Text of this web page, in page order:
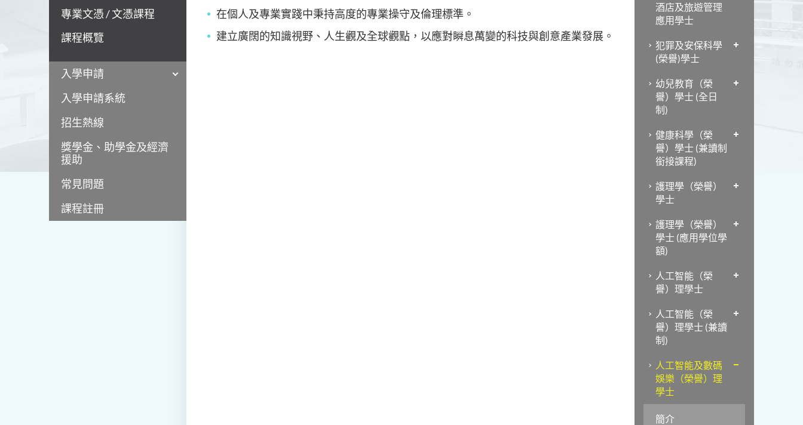
專業文憑 / 文憑課程
課程概覽
入學申請
入學申請系統
招生熱線
獎學金、助學金及經濟
援助
常見問題
課程註冊
在個人及專業實踐中秉持高度的專業操守及倫理標準。
建立廣闊的知識視野、人生觀及全球觀點，以應對瞬息萬變的科技與創意產業發展。
酒店及旅遊管理
應用學士
犯罪及安保科學
(榮譽)學士
幼兒教育（榮
譽）學士 (全日
制)
健康科學（榮
譽）學士 (兼讀制
銜接課程)
護理學（榮譽）
學士
護理學（榮譽）
學士 (應用學位學
額)
人工智能（榮
譽）理學士
人工智能（榮
譽）理學士 (兼讀
制)
人工智能及數碼
娛樂（榮譽）理
學士
簡介